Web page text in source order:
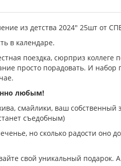
из детства 2024" 25шт от
в календаре.
поездка, сюрприз коллеге
просто порадовать. И набор
любым!
смайлики, ваш собственный
съедобным)
но сколько радости оно
свой уникальный подарок.